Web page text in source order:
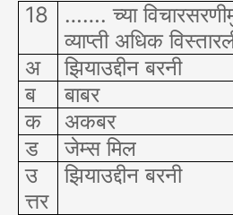
18
……. च्या
व्याप्ती अधिक
अ
झियाउद्दीन बरनी
ब
बाबर
क
अकबर
ड
जेम्स मिल
उ
त्तर
झियाउद्दीन बरनी